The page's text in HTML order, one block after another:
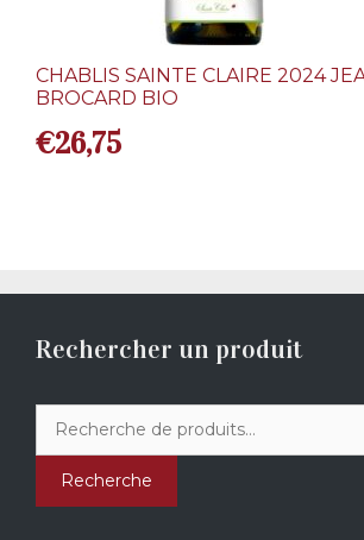
CHABLIS SAINTE CLAIRE 2024
BROCARD BIO
€26,75
Rechercher un produit
pour :
Recherche